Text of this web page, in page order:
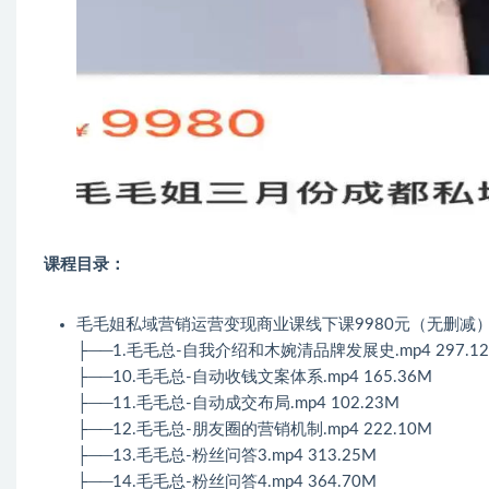
课程目录：
毛毛姐私域营销运营变现商业课线下课9980元（无删减
├──1.毛毛总-自我介绍和木婉清品牌发展史.mp4
├──10.毛毛总-自动收钱文案体系.mp4 165.36M
├──11.毛毛总-自动成交布局.mp4 102.23M
├──12.毛毛总-朋友圈的营销机制.mp4 222.10M
├──13.毛毛总-粉丝问答3.mp4 313.25M
├──14.毛毛总-粉丝问答4.mp4 364.70M